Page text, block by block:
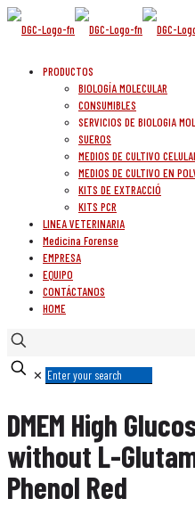
PRODUCTOS
BIOLOGÍA MOLECULAR
CONSUMIBLES
SERVICIOS DE BIOLOGIA
SUEROS
MEDIOS DE CULTIVO
MEDIOS DE CULTIVO EN
KITS DE EXTRACCIÓ
KITS PCR
LINEA VETERINARIA
Medicina Forense
EMPRESA
EQUIPO
CONTÁCTANOS
HOME
✕
DMEM High
without L-
Phenol Red